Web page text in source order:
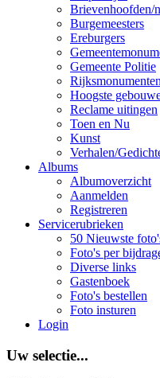
Brievenhoofden/
Burgemeesters
Ereburgers
Gemeente Politie
Rijksmonumenten
Hoogste
Reclame uitingen
Toen en Nu
Kunst
Verhalen/
Albums
Albumoverzicht
Aanmelden
Registreren
Servicerubrieken
50 Nieuwste
Foto's per
Diverse links
Gastenboek
Foto's bestellen
Foto insturen
Login
Uw selectie...